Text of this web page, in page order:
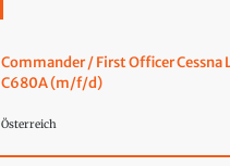
Commander / First Officer Cessna
C680A (m/f/d)
Österreich